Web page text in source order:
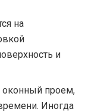
на
и
оконный проем,
Иногда